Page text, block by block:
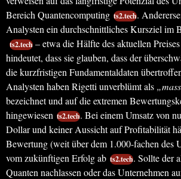
Bereich Quantencomputing ts2.tech.
Analysten ein durchschnittliches Kursziel im
ts2.tech – etwa die Hälfte des aktuellen
hindeutet, dass sie glauben, dass der
die kurzfristigen Fundamentaldaten
Analysten haben Rigetti unverblümt als
bezeichnet und auf die extremen
hingewiesen ts2.tech. Bei einem Umsatz von
Dollar und keiner Aussicht auf Profitabilität
Bewertung (weit über dem 1.000-fachen des
vom zukünftigen Erfolg ab ts2.tech. Sollte der
Quanten nachlassen oder das Unternehmen